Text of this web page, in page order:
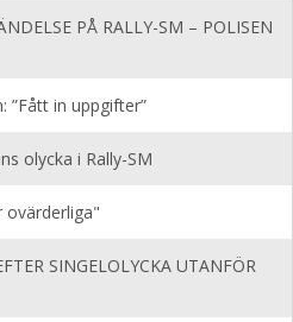
PÅ RALLY-SM – POLISEN
”Fått in uppgifter”
olycka i Rally-SM
ovärderliga"
SINGELOLYCKA UTANFÖR